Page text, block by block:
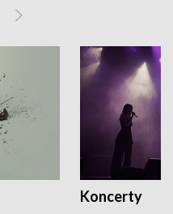
Koncerty